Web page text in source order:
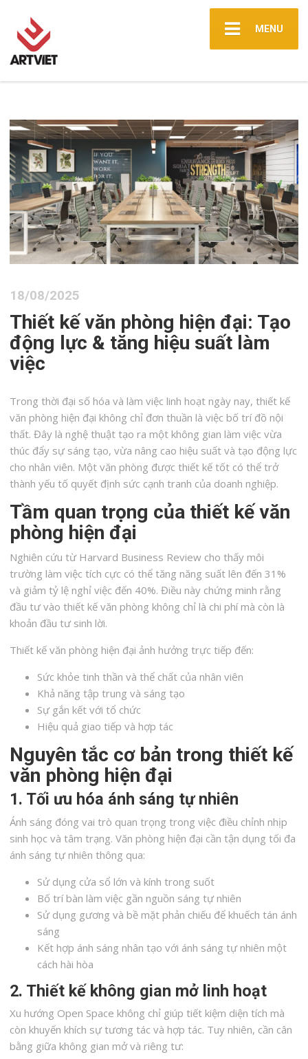
MENU
18/08/2025
Thiết kế văn phòng hiện đại: Tạo
động lực & tăng hiệu suất làm
việc
Trong thời đại số hóa và làm việc linh hoạt ngày nay, thiết kế
văn phòng hiện đại không chỉ đơn thuần là việc bố trí đồ nội
thất. Đây là nghệ thuật tạo ra một không gian làm việc vừa
thúc đẩy sự sáng tạo, vừa nâng cao hiệu suất và tạo động lực
cho nhân viên. Một văn phòng được thiết kế tốt có thể trở
thành yếu tố quyết định sức cạnh tranh của doanh nghiệp.
Tầm quan trọng của thiết kế văn
phòng hiện đại
Nghiên cứu từ Harvard Business Review cho thấy môi
trường làm việc tích cực có thể tăng năng suất lên đến 31%
và giảm tỷ lệ nghỉ việc đến 40%. Điều này chứng minh rằng
đầu tư vào thiết kế văn phòng không chỉ là chi phí mà còn là
khoản đầu tư sinh lời.
Thiết kế văn phòng hiện đại ảnh hưởng trực tiếp đến:
Sức khỏe tinh thần và thể chất của nhân viên
Khả năng tập trung và sáng tạo
Sự gắn kết với tổ chức
Hiệu quả giao tiếp và hợp tác
Nguyên tắc cơ bản trong thiết kế
văn phòng hiện đại
1. Tối ưu hóa ánh sáng tự nhiên
Ánh sáng đóng vai trò quan trọng trong việc điều chỉnh nhịp
sinh học và tâm trạng. Văn phòng hiện đại cần tận dụng tối đa
ánh sáng tự nhiên thông qua:
Sử dụng cửa sổ lớn và kính trong suốt
Bố trí bàn làm việc gần nguồn sáng tự nhiên
Sử dụng gương và bề mặt phản chiếu để khuếch tán ánh
sáng
Kết hợp ánh sáng nhân tạo với ánh sáng tự nhiên một
cách hài hòa
2. Thiết kế không gian mở linh hoạt
Xu hướng Open Space không chỉ giúp tiết kiệm diện tích mà
còn khuyến khích sự tương tác và hợp tác. Tuy nhiên, cần cân
bằng giữa không gian mở và riêng tư: